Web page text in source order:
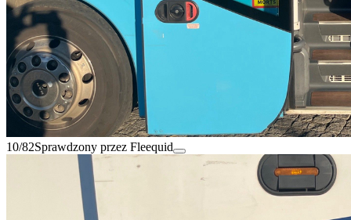
10/82Sprawdzony przez Fleequid